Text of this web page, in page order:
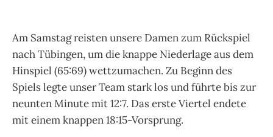
Am Samstag reisten unsere Damen zum Rückspiel
nach Tübingen, um die knappe Niederlage aus dem
Hinspiel (65:69) wettzumachen. Zu Beginn des
Spiels legte unser Team stark los und führte bis zur
neunten Minute mit 12:7. Das erste Viertel endete
mit einem knappen 18:15-Vorsprung.